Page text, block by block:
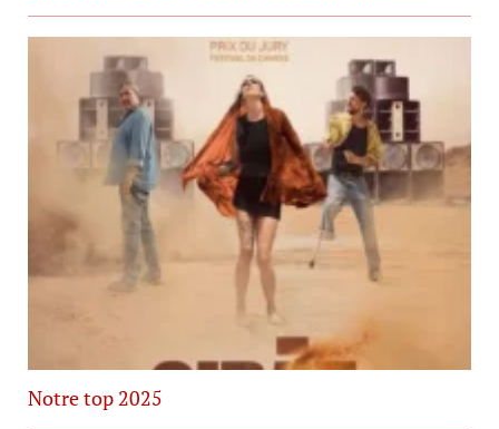
Notre top 2025